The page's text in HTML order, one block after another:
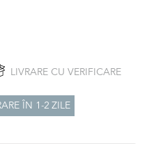
LIVRARE CU VERIFICARE
ÎN 1-2 ZILE